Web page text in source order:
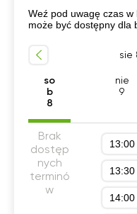
C# programowanie
Szkola średnia (profil
Programowanie gier
Dla dzieci(Scratch,
Web Development
Weź pod uwagę czas
może być dostępny dla
sie
so
b
8
nie
9
Brak
dostęp
nych
terminó
w
13:00
13:30
14:00